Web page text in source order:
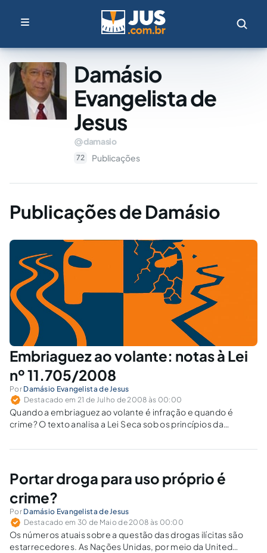
Damásio
Evangelista de
Jesus
damasio
72 Publicações
Publicações de Damásio
Embriaguez ao volante: notas à Lei
nº 11.705/2008
Por Damásio Evangelista de Jesus
Destacado em 21 de Julho de 2008 às 00:00
Quando a embriaguez ao volante é infração e quando é
crime? O texto analisa a Lei Seca sob os princípios da
Portar droga para uso próprio é
crime?
Por Damásio Evangelista de Jesus
Destacado em 30 de Maio de 2008 às 00:00
Os números atuais sobre a questão das drogas ilícitas são
estarrecedores. As Nações Unidas, por meio da United